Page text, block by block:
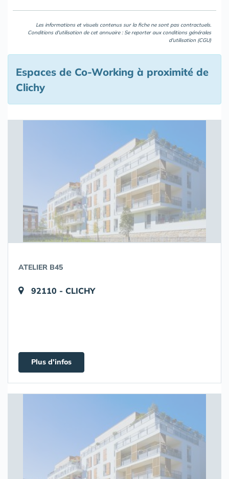
Les informations et visuels contenus sur la fiche ne sont pas contractuels.
Conditions d'utilisation de cet annuaire : Se reporter aux conditions générales
d'utilisation (CGU)
Espaces de Co-Working à proximité de
Clichy
ATELIER B45
92110 - CLICHY
Plus d'infos